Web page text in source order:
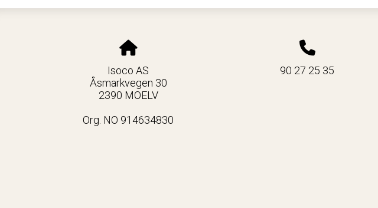
Isoco AS
Åsmarkvegen 30
2390 MOELV
Org. NO 914634830
90 27 25 35